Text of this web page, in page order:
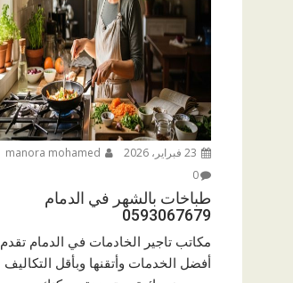
0
طباخات بالشهر في الدمام
0593067679
مكاتب تاجير الخادمات في الدمام تقدم
أفضل الخدمات وأتقنها وبأقل التكاليف